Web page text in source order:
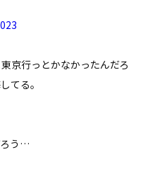
京行っとかなかったんだろ
てる。
ろう…